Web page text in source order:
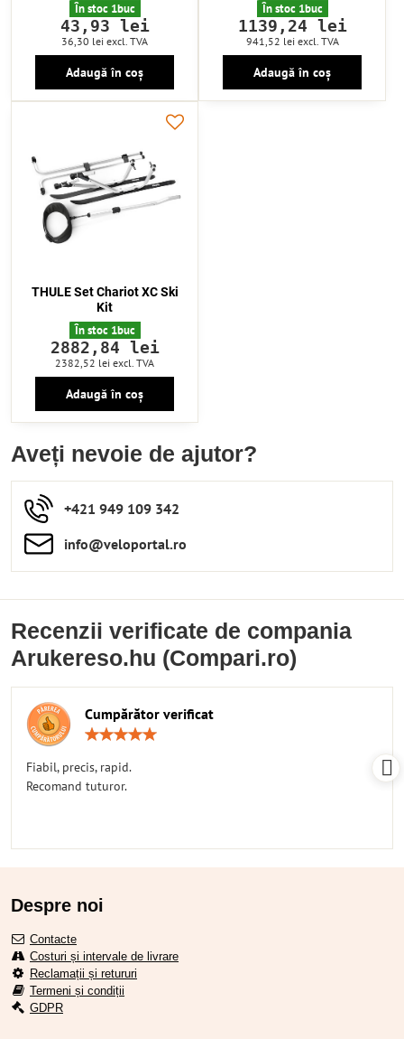
În stoc 1buc
43,93 lei
36,30 lei excl. TVA
Adaugă în coș
În stoc 1buc
1139,24 lei
941,52 lei excl. TVA
Adaugă în coș
THULE Set Chariot XC Ski
Kit
În stoc 1buc
2882,84 lei
2382,52 lei excl. TVA
Adaugă în coș
Aveți nevoie de ajutor?
+421 949 109 342
info​​@veloportal​.ro
Recenzii verificate de compania
Arukereso.hu (Compari.ro)
Cumpărător verificat
Fiabil, precis, rapid.
Recomand tuturor.
Despre noi
Contacte
Costuri și intervale de livrare
Reclamații și retururi
Termeni și condiții
GDPR